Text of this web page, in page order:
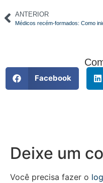
ANTERIOR
Facebook
Deixe um
Você precisa fazer o